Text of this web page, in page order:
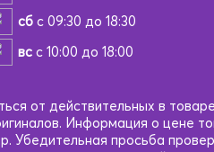
сбс 09:30 до 18:30
всс 10:00 до 18:00
от действительных в
Информация о цене
Убедительная просьба